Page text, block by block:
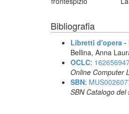
Bibliografia
Libretti d'opera -
Bellina, Anna
OCLC:
Online Computer
SBN:
SBN Catalogo del